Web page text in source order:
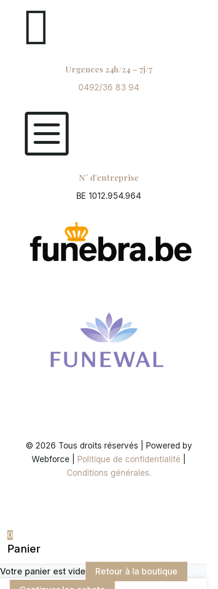

Urgences 24h/24 – 7j/7
0492/36 83 94
b
N° d’entreprise
BE 1012.954.964
© 2026 Tous droits réservés | Powered by
Webforce | Politique de confidentialité
Conditions générales.
0
Panier
Votre panier est vide Retour à la boutique